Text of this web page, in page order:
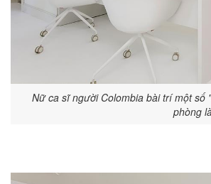
Nữ ca sĩ người Colombia bài trí một
phòng